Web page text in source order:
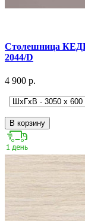
Столешница
2044/D
4 900 р.
В корзину